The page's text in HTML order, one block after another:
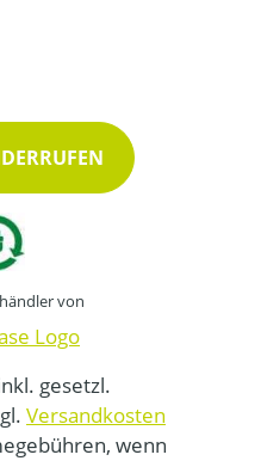
von
gesetzl.
Versandkosten
wenn